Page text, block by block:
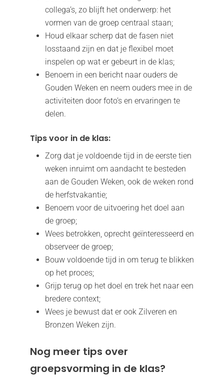
collega’s, zo blijft het onderwerp: het
vormen van de groep centraal staan;
Houd elkaar scherp dat de fasen niet
losstaand zijn en dat je flexibel moet
inspelen op wat er gebeurt in de klas;
Benoem in een bericht naar ouders de
Gouden Weken en neem ouders mee in de
activiteiten door foto’s en ervaringen te
delen.
Tips voor in de klas:
Zorg dat je voldoende tijd in de eerste tien
weken inruimt om aandacht te besteden
aan de Gouden Weken, ook de weken rond
de herfstvakantie;
Benoem voor de uitvoering het doel aan
de groep;
Wees betrokken, oprecht geïnteresseerd en
observeer de groep;
Bouw voldoende tijd in om terug te blikken
op het proces;
Grijp terug op het doel en trek het naar een
bredere context;
Wees je bewust dat er ook Zilveren en
Bronzen Weken zijn.
Nog meer tips over
groepsvorming in de klas?